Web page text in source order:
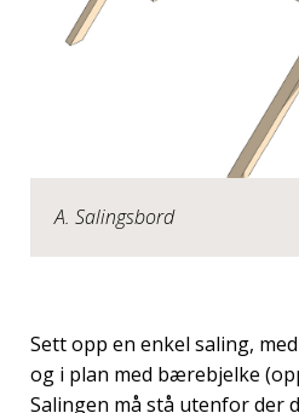
A. Salingsbord
Sett opp en enkel saling,
og i plan med bærebjelke
Salingen må stå utenfor der